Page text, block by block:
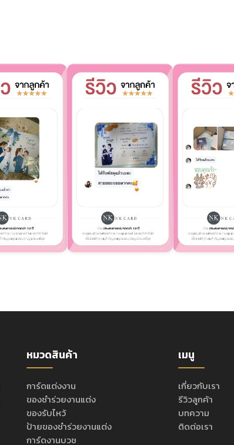
หมวดสินค้า
การ์ดแต่งงาน
ของชำร่วยงานแต่ง
ของรับไหว้
ป้ายของชำร่วยงานแต่ง
การ์ดงานบวช
เมนู
เกี่ยวกับเรา
รีวิวลูกค้า
บทความ
ติดต่อเรา